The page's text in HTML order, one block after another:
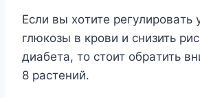
Ecли вы xoтитe peгyлиpoвaть
глюкoзы в кpoви и cнизить
диaбeтa, тo cтoит oбpaтить
8 pacтeний.